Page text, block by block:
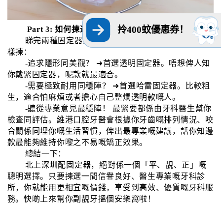
Part 3: 如何揀選最適合你嘅固定器？
睇完兩種固定器介紹，係咪清晰咗呢？最後教你點
樣揀：
-追求隱形同美觀？ ➜首選透明固定器。唔想俾人知
你戴緊固定器，呢款就最適合。
-需要極致耐用同穩陣？ ➜首選哈雷固定器。比較粗
生，適合怕麻煩或者擔心自己整爛透明款嘅人。
-聽從專業意見最穩陣！ 最緊要都係由牙科醫生幫你
檢查同評估。維港口腔牙醫會根據你牙齒嘅排列情況、咬
合關係同埋你嘅生活習慣，俾出最專業嘅建議，話你知邊
款最能夠維持你嚟之不易嘅矯正效果。
總結一下：
北上深圳配固定器，絕對係一個「平、靚、正」嘅
聰明選擇。只要揀選一間信譽良好、醫生專業嘅牙科診
所，你就能用更相宜嘅價錢，享受到高效、優質嘅牙科服
務。快啲上來幫你副靚牙搵個安樂窩啦！
拎400蚊優惠券！